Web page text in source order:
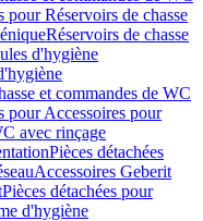
pour Réservoirs de chasse
Réservoirs de chasse
d'hygiène
et commandes de WC
pour Accessoires pour
avec rinçage
Pièces détachées
Accessoires Geberit
Pièces détachées pour
d'hygiène